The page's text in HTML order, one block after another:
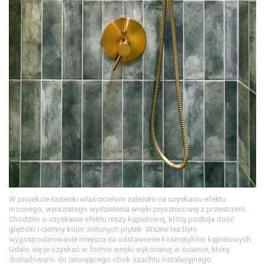
W projekcie łazienki właścicielom zależało na uzyskaniu efektu
mocnego, wyrazistego wydzielenia wnęki prysznicowej z przestrzeni.
Chodziło o uzyskanie efektu niszy kąpielowej, którą podbija dość
głęboki i ciemny kolor zielonych płytek. Ważne też było
wygospodarowanie miejsca na odstawienie kosmetyków kąpielowych.
Udało się je uzyskać w formie wnęki wykonanej w ściance, którą
dobudowano do istniejącego obok szachtu instalacyjnego.